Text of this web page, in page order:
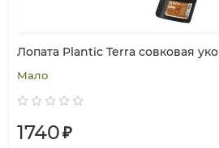
Лопата Plantic Terra совковая
Мало
1740₽